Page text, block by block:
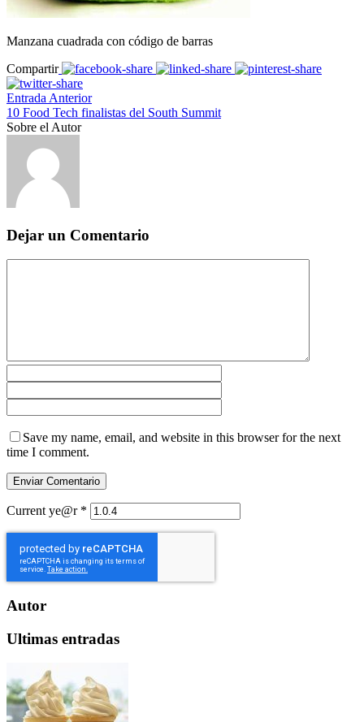
Manzana cuadrada con código de barras
Compartir
Entrada Anterior
10 Food Tech finalistas del South Summit
Sobre el Autor
Dejar un Comentario
Save my name, email, and website in this browser for the next
time I comment.
Current ye@r *
Autor
Ultimas entradas